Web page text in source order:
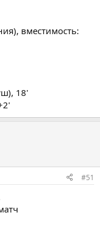
вместимость:
18'
#51